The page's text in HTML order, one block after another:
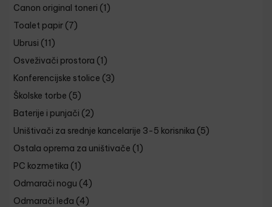
Canon original toneri (1)
Toalet papir (7)
Ubrusi (11)
Osveživači prostora (1)
Konferencijske stolice (3)
Školske torbe (5)
Baterije i punjači (2)
Uništivači za srednje kancelarije 3-5 korisnika (5)
Ostala oprema za uništivače (1)
PC kozmetika (1)
Odmarači nogu (4)
Odmarači leđa (4)